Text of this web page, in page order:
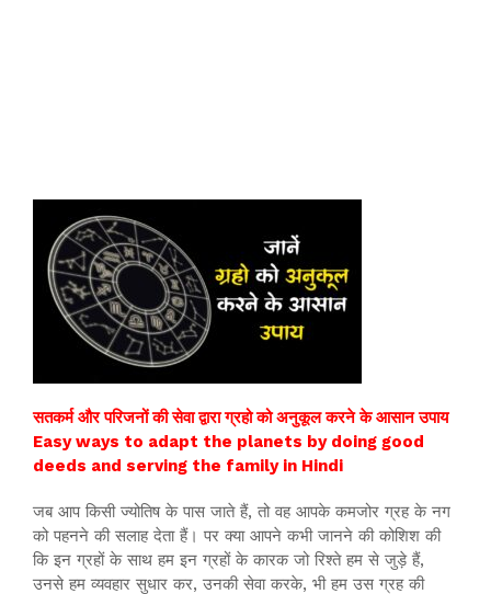
सतकर्म और परिजनों की सेवा द्वारा ग्रहो को अनुकूल करने के आसान उपाय
Easy ways to adapt the planets by doing good
deeds and serving the family in Hindi
जब आप किसी ज्योतिष के पास जाते हैं, तो वह आपके कमजोर ग्रह के नग
को पहनने की सलाह देता हैं। पर क्या आपने कभी जानने की कोशिश की
कि इन ग्रहों के साथ हम इन ग्रहों के कारक जो रिश्ते हम से जुड़े हैं,
उनसे हम व्यवहार सुधार कर, उनकी सेवा करके, भी हम उस ग्रह की